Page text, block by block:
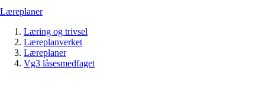
Læreplaner
Læring og trivsel
Læreplanverket
Læreplaner
Vg3 låsesmedfaget